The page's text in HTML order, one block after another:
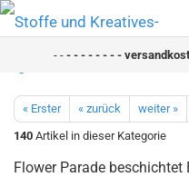
- - - - - - - -
« Erster « zurück weiter »
140 Artikel in dieser Kategorie
Flower Parade